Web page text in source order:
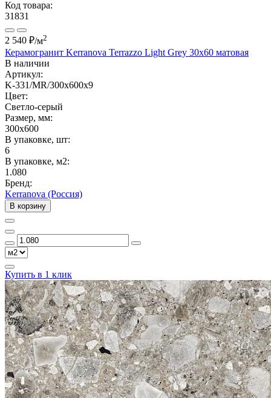
Код товара:
31831
2 540 ₽/м2
Керамогранит Kerranova Terrazzo Light Grey 30x60 матовая
В наличии
Артикул:
K-331/MR/300x600x9
Цвет:
Светло-серый
Размер, мм:
300x600
В упаковке, шт:
6
В упаковке, м2:
1.080
Бренд:
Kerranova (Россия)
В корзину
Купить в 1 клик